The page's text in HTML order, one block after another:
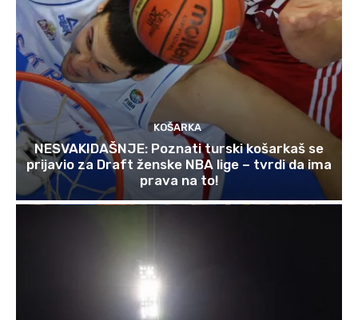
KOŠARKA
NESVAKIDAŠNJE: Poznati turski košarkaš se
prijavio za Draft ženske NBA lige – tvrdi da ima
prava na to!